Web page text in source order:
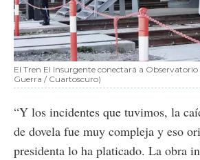
El Tren El Insurgente conectará a Observatorio
Guerra / Cuartoscuro)
“Y los incidentes que tuvimos, la
de dovela fue muy compleja y eso
presidenta lo ha platicado. La obra